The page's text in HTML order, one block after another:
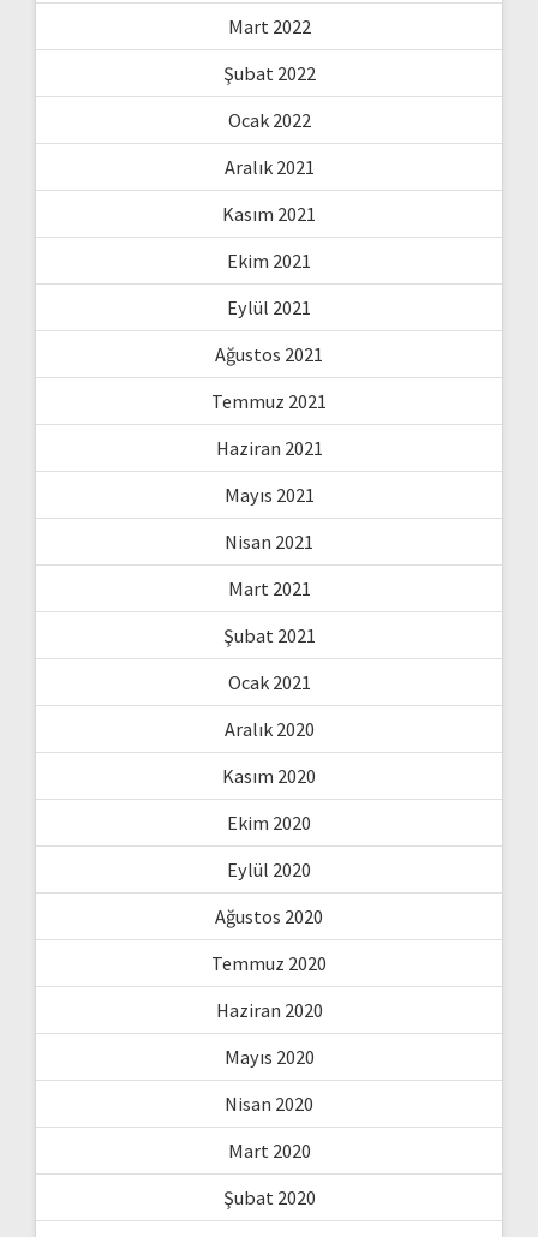
Mart 2022
Şubat 2022
Ocak 2022
Aralık 2021
Kasım 2021
Ekim 2021
Eylül 2021
Ağustos 2021
Temmuz 2021
Haziran 2021
Mayıs 2021
Nisan 2021
Mart 2021
Şubat 2021
Ocak 2021
Aralık 2020
Kasım 2020
Ekim 2020
Eylül 2020
Ağustos 2020
Temmuz 2020
Haziran 2020
Mayıs 2020
Nisan 2020
Mart 2020
Şubat 2020